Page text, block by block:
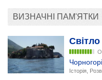
ВИЗНАЧНІ ПАМ'ЯТКИ
Історія,